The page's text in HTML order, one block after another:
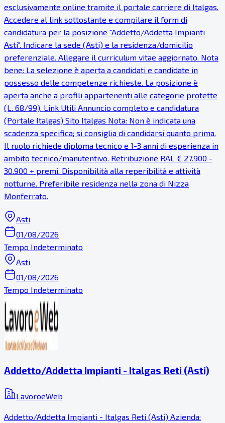
esclusivamente online tramite il portale carriere di Italgas.
Accedere al link sottostante e compilare il form di
candidatura per la posizione "Addetto/Addetta Impianti
Asti". Indicare la sede (Asti) e la residenza/domicilio
preferenziale. Allegare il curriculum vitae aggiornato. Nota
bene: La selezione è aperta a candidati e candidate in
possesso delle competenze richieste. La posizione è
aperta anche a profili appartenenti alle categorie protette
(L. 68/99). Link Utili Annuncio completo e candidatura
(Portale Italgas) Sito Italgas Nota: Non è indicata una
scadenza specifica; si consiglia di candidarsi quanto prima.
Il ruolo richiede diploma tecnico e 1-3 anni di esperienza in
ambito tecnico/manutentivo. Retribuzione RAL € 27.900 -
30.900 + premi. Disponibilità alla reperibilità e attività
notturne. Preferibile residenza nella zona di Nizza
Monferrato.
Asti
01/08/2026
Tempo Indeterminato
Asti
01/08/2026
Tempo Indeterminato
Addetto/Addetta Impianti - Italgas Reti (Asti)
LavoroeWeb
Addetto/Addetta Impianti - Italgas Reti (Asti) Azienda: